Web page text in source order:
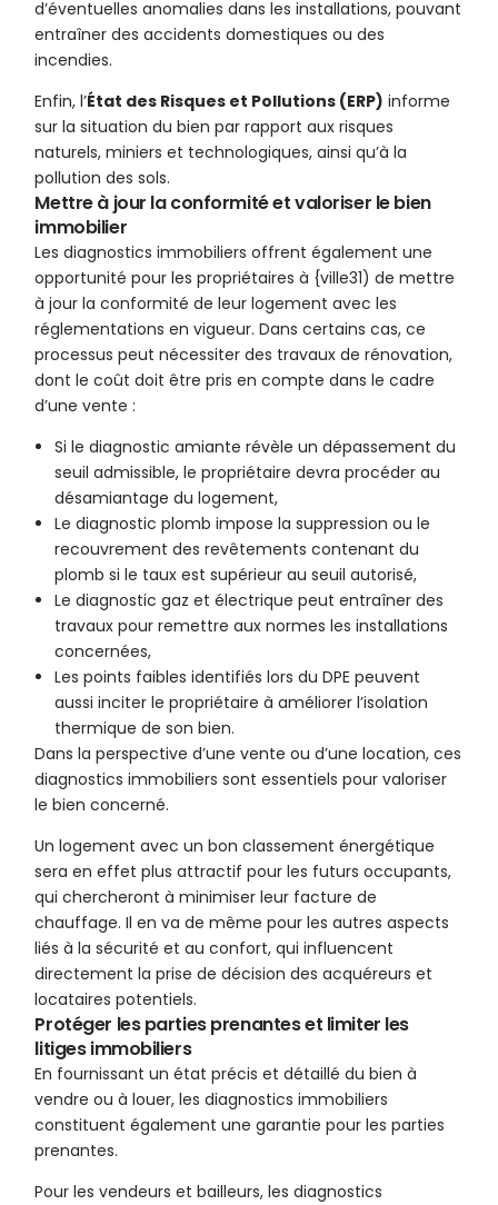
d’éventuelles anomalies dans les installations, pouvant
entraîner des accidents domestiques ou des
incendies.
Enfin, l’État des Risques et Pollutions (ERP) informe
sur la situation du bien par rapport aux risques
naturels, miniers et technologiques, ainsi qu’à la
pollution des sols.
Mettre à jour la conformité et valoriser le bien
immobilier
Les diagnostics immobiliers offrent également une
opportunité pour les propriétaires à {ville31) de mettre
à jour la conformité de leur logement avec les
réglementations en vigueur. Dans certains cas, ce
processus peut nécessiter des travaux de rénovation,
dont le coût doit être pris en compte dans le cadre
d’une vente :
Si le diagnostic amiante révèle un dépassement du
seuil admissible, le propriétaire devra procéder au
désamiantage du logement,
Le diagnostic plomb impose la suppression ou le
recouvrement des revêtements contenant du
plomb si le taux est supérieur au seuil autorisé,
Le diagnostic gaz et électrique peut entraîner des
travaux pour remettre aux normes les installations
concernées,
Les points faibles identifiés lors du DPE peuvent
aussi inciter le propriétaire à améliorer l’isolation
thermique de son bien.
Dans la perspective d’une vente ou d’une location, ces
diagnostics immobiliers sont essentiels pour valoriser
le bien concerné.
Un logement avec un bon classement énergétique
sera en effet plus attractif pour les futurs occupants,
qui chercheront à minimiser leur facture de
chauffage. Il en va de même pour les autres aspects
liés à la sécurité et au confort, qui influencent
directement la prise de décision des acquéreurs et
locataires potentiels.
Protéger les parties prenantes et limiter les
litiges immobiliers
En fournissant un état précis et détaillé du bien à
vendre ou à louer, les diagnostics immobiliers
constituent également une garantie pour les parties
prenantes.
Pour les vendeurs et bailleurs, les diagnostics